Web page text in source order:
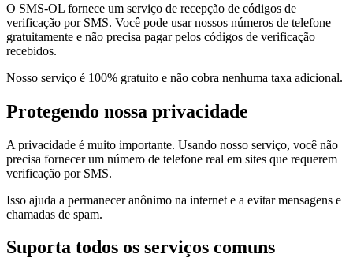
O SMS-OL fornece um serviço de recepção de códigos de
verificação por SMS. Você pode usar nossos números de telefone
gratuitamente e não precisa pagar pelos códigos de verificação
recebidos.
Nosso serviço é 100% gratuito e não cobra nenhuma taxa adicional.
Protegendo nossa privacidade
A privacidade é muito importante. Usando nosso serviço, você não
precisa fornecer um número de telefone real em sites que requerem
verificação por SMS.
Isso ajuda a permanecer anônimo na internet e a evitar mensagens e
chamadas de spam.
Suporta todos os serviços comuns